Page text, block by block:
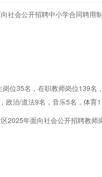
社会公开招聘中小学合同聘用
位35名，在职教师岗位139
治/道法9名，音乐5名，体育
年面向社会公开招聘教师